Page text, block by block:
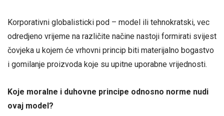
Korporativni globalisticki pod – model ili tehnokratski, vec
odredjeno vrijeme na različite načine nastoji formirati svijest
čovjeka u kojem će vrhovni princip biti materijalno bogastvo
i gomilanje proizvoda koje su upitne uporabne vrijednosti.
Koje moralne i duhovne principe odnosno norme nudi
ovaj model?